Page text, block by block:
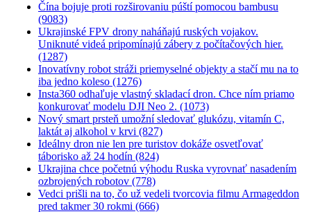
Čína bojuje proti rozširovaniu púští pomocou bambusu
(9083)
Ukrajinské FPV drony naháňajú ruských vojakov.
Uniknuté videá pripomínajú zábery z počítačových hier.
(1287)
Inovatívny robot stráži priemyselné objekty a stačí mu na to
iba jedno koleso (1276)
Insta360 odhaľuje vlastný skladací dron. Chce ním priamo
konkurovať modelu DJI Neo 2. (1073)
Nový smart prsteň umožní sledovať glukózu, vitamín C,
laktát aj alkohol v krvi (827)
Ideálny dron nie len pre turistov dokáže osvetľovať
táborisko až 24 hodín (824)
Ukrajina chce početnú výhodu Ruska vyrovnať nasadením
ozbrojených robotov (778)
Vedci prišli na to, čo už vedeli tvorcovia filmu Armageddon
pred takmer 30 rokmi (666)